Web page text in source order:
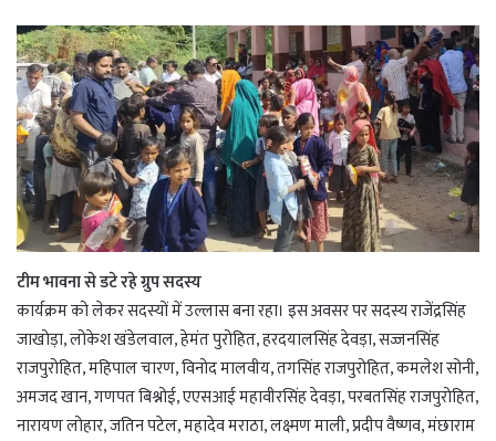
टीम भावना से डटे रहे ग्रुप सदस्य
कार्यक्रम को लेकर सदस्यों में उल्लास बना रहा। इस अवसर पर सदस्य राजेंद्रसिंह
जाखोड़ा, लोकेश खंडेलवाल, हेमंत पुरोहित, हरदयालसिंह देवड़ा, सज्जनसिंह
राजपुरोहित, महिपाल चारण, विनोद मालवीय, तगसिंह राजपुरोहित, कमलेश सोनी,
अमजद खान, गणपत बिश्नोई, एएसआई महावीरसिंह देवड़ा, परबतसिंह राजपुरोहित,
नारायण लोहार, जतिन पटेल, महादेव मराठा, लक्ष्मण माली, प्रदीप वैष्णव, मंछाराम